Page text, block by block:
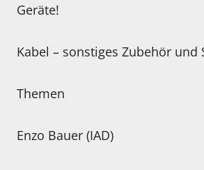
Geräte!
Kabel – sonstiges Zubehör und
Themen
Enzo Bauer (IAD)